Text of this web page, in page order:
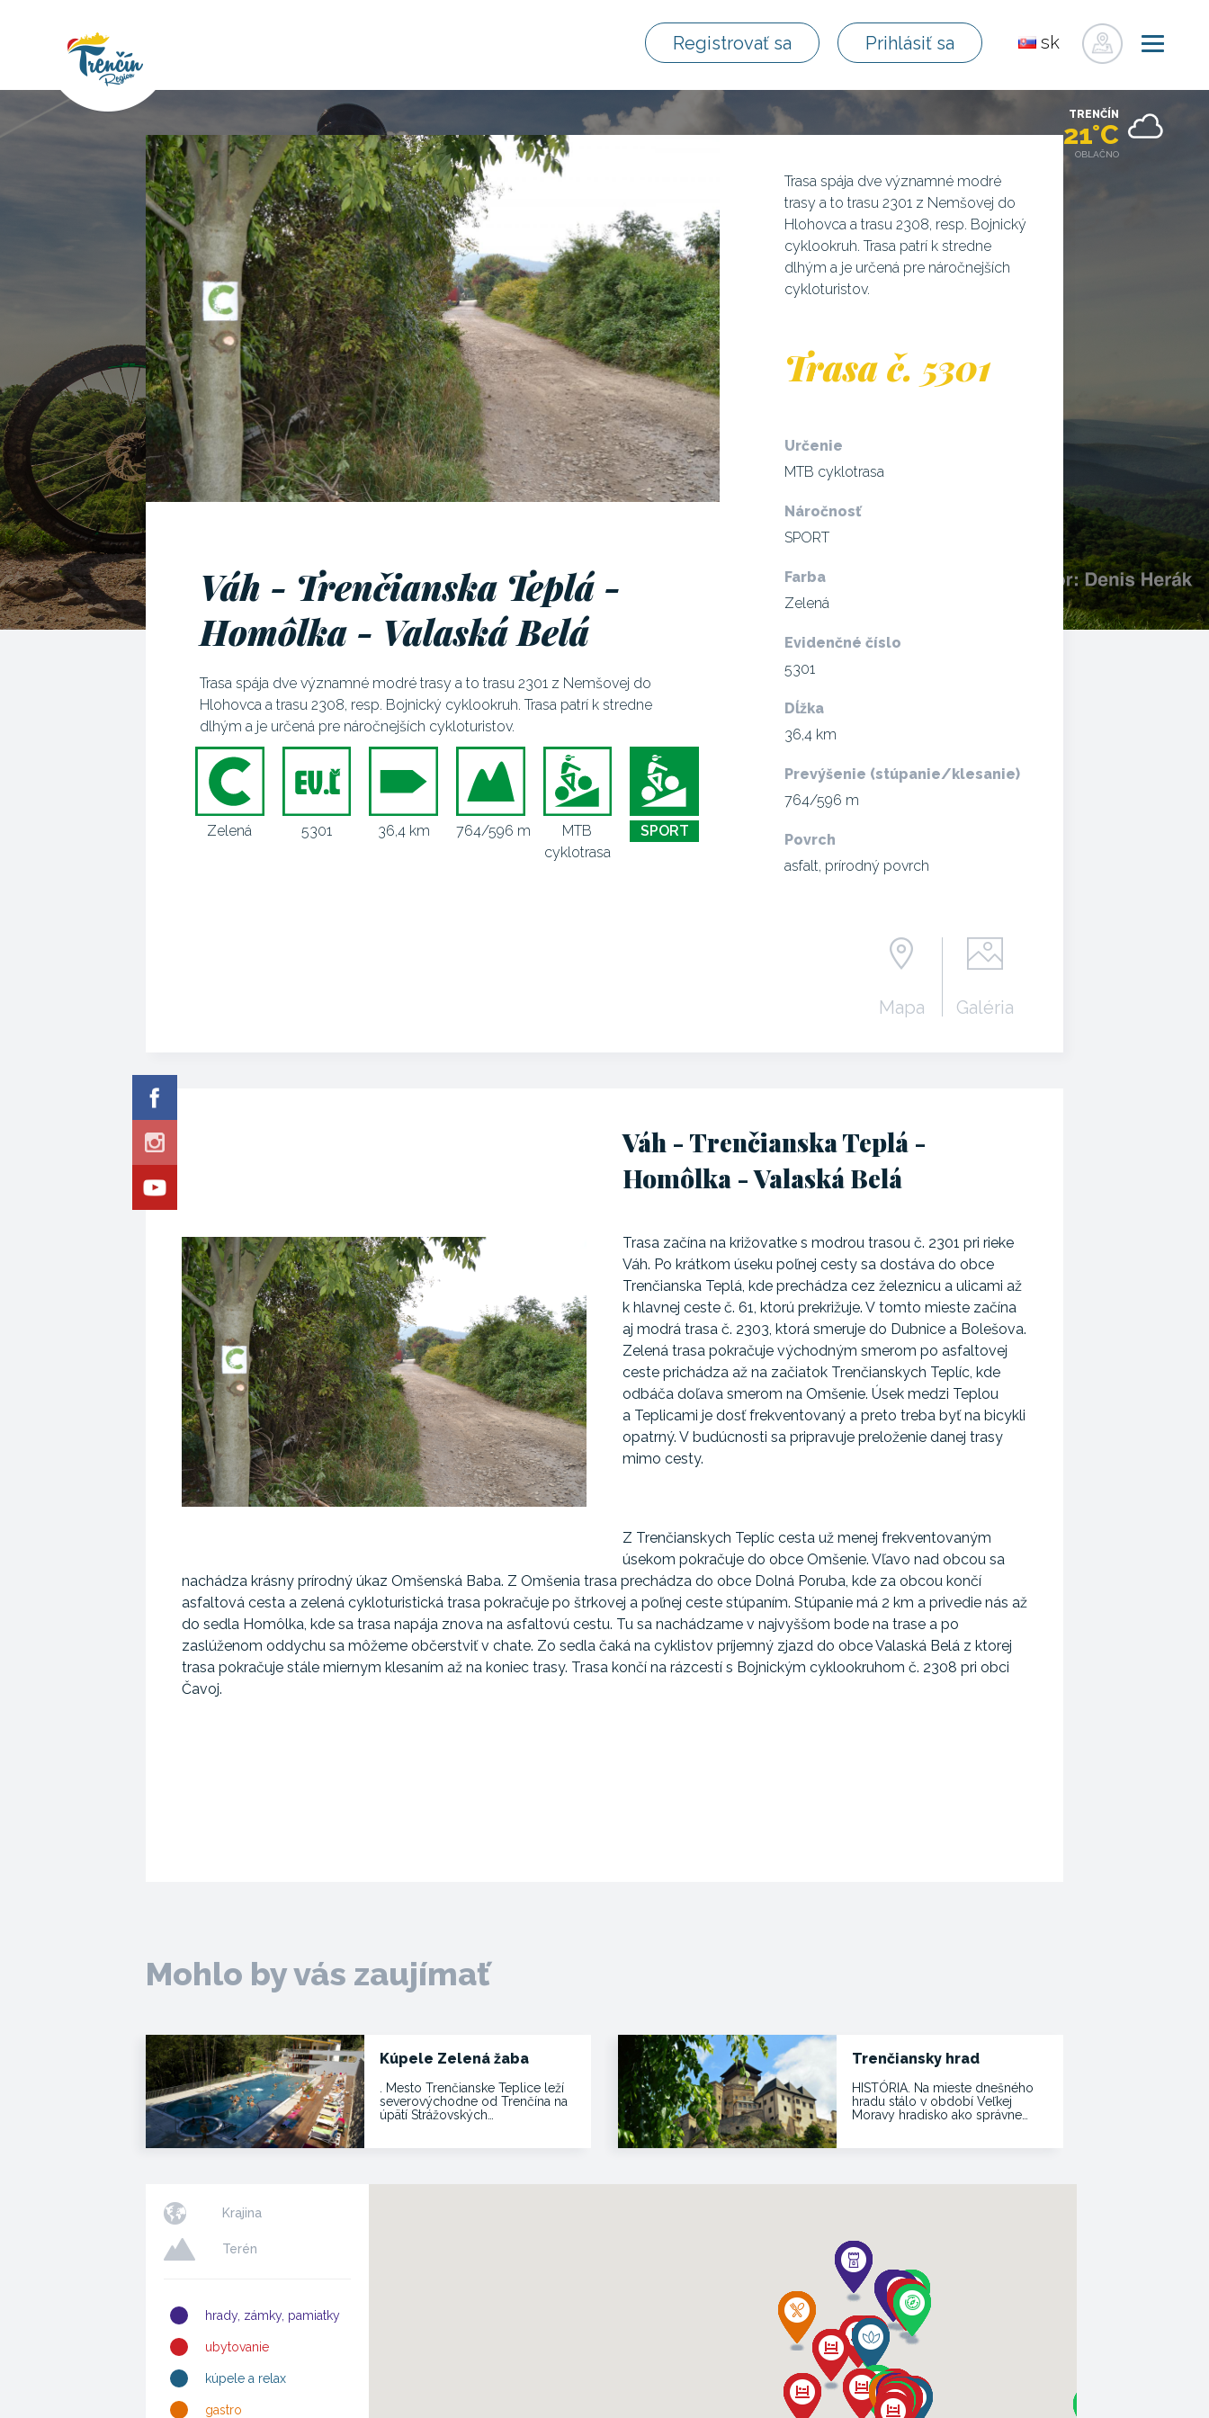
Registrovať sa Prihlásiť sa
sk
TRENČÍN
21°C
OBLAČNO
Trasa spája dve významné modré
trasy a to trasu 2301 z Nemšovej do
Hlohovca a trasu 2308, resp. Bojnický
cyklookruh. Trasa patrí k stredne
dlhým a je určená pre náročnejších
cykloturistov.
Trasa č. 5301
Určenie
MTB cyklotrasa
Náročnosť
SPORT
Farba
Zelená
Evidenčné číslo
5301
Dĺžka
36,4 km
Prevýšenie (stúpanie/klesanie)
764/596 m
Povrch
asfalt, prírodný povrch
Váh - Trenčianska Teplá -
Homôlka - Valaská Belá
Trasa spája dve významné modré trasy a to trasu 2301 z Nemšovej do
Hlohovca a trasu 2308, resp. Bojnický cyklookruh. Trasa patrí k stredne
dlhým a je určená pre náročnejších cykloturistov.
Zelená 5301 36,4 km 764/596 m
MTB
cyklotrasa
SPORT
Mapa Galéria
Váh - Trenčianska Teplá -
Homôlka - Valaská Belá
Trasa začína na križovatke s modrou trasou č. 2301 pri rieke
Váh. Po krátkom úseku poľnej cesty sa dostáva do obce
Trenčianska Teplá, kde prechádza cez železnicu a ulicami až
k hlavnej ceste č. 61, ktorú prekrižuje. V tomto mieste začína
aj modrá trasa č. 2303, ktorá smeruje do Dubnice a Bolešova.
Zelená trasa pokračuje východným smerom po asfaltovej
ceste prichádza až na začiatok Trenčianskych Teplíc, kde
odbáča doľava smerom na Omšenie. Úsek medzi Teplou
a Teplicami je dosť frekventovaný a preto treba byť na bicykli
opatrný. V budúcnosti sa pripravuje preloženie danej trasy
mimo cesty.
Z Trenčianskych Teplíc cesta už menej frekventovaným
úsekom pokračuje do obce Omšenie. Vľavo nad obcou sa
nachádza krásny prírodný úkaz Omšenská Baba. Z Omšenia trasa prechádza do obce Dolná Poruba, kde za obcou končí
asfaltová cesta a zelená cykloturistická trasa pokračuje po štrkovej a poľnej ceste stúpaním. Stúpanie má 2 km a privedie nás až
do sedla Homôlka, kde sa trasa napája znova na asfaltovú cestu. Tu sa nachádzame v najvyššom bode na trase a po
zaslúženom oddychu sa môžeme občerstviť v chate. Zo sedla čaká na cyklistov príjemný zjazd do obce Valaská Belá z ktorej
trasa pokračuje stále miernym klesaním až na koniec trasy. Trasa končí na rázcestí s Bojnickým cyklookruhom č. 2308 pri obci
Čavoj.
Mohlo by vás zaujímať
Kúpele Zelená žaba
. Mesto Trenčianske Teplice leží
severovýchodne od Trenčína na
úpätí Strážovských…
Trenčiansky hrad
HISTÓRIA. Na mieste dnešného
hradu stálo v období Veľkej
Moravy hradisko ako správne…
Krajina
Terén
hrady, zámky, pamiatky
ubytovanie
kúpele a relax
gastro